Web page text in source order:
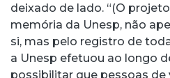
deixado de lado. “(O
memória da Unesp, não
si, mas pelo registro de
a Unesp efetuou ao longo
possibilitar que pessoas de